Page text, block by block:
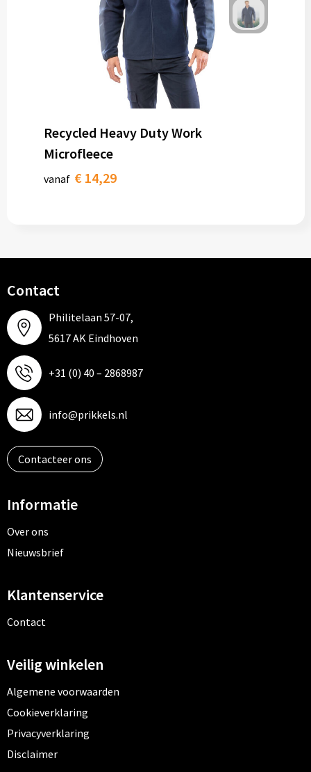
Recycled Heavy Duty Work
Microfleece
vanaf € 14,29
Contact
Philitelaan 57-07,
5617 AK Eindhoven
+31 (0) 40 – 2868987
info@prikkels.nl
Contacteer ons
Informatie
Over ons
Nieuwsbrief
Klantenservice
Contact
Veilig winkelen
Algemene voorwaarden
Cookieverklaring
Privacyverklaring
Disclaimer